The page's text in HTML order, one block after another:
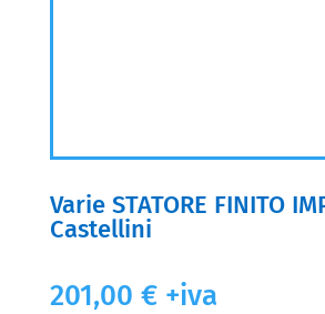
Varie STATORE FINITO
Castellini
201,00 € +iva